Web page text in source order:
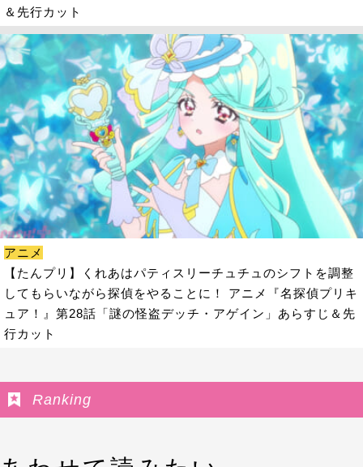
＆先行カット
アニメ
【たんプリ】くれあはパティスリーチュチュのシフトを調整
してもらいながら探偵をやることに！ アニメ『名探偵プリキ
ュア！』第28話「謎の怪盗デッチ・アゲイン」あらすじ＆先
行カット
Ranking